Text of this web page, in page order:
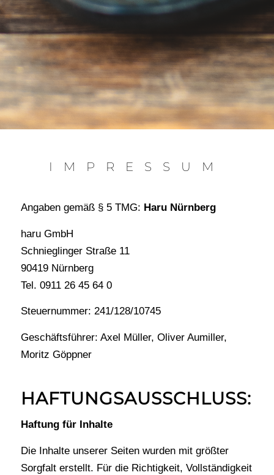
IMPRESSUM
Angaben gemäß § 5 TMG: Haru Nürnberg
haru GmbH
Schnieglinger Straße 11
90419 Nürnberg
Tel. 0911 26 45 64 0
Steuernummer: 241/128/10745
Geschäftsführer: Axel Müller, Oliver Aumiller,
Moritz Göppner
HAFTUNGSAUSSCHLUSS:
Haftung für Inhalte
Die Inhalte unserer Seiten wurden mit größter
Sorgfalt erstellt. Für die Richtigkeit, Vollständigkeit